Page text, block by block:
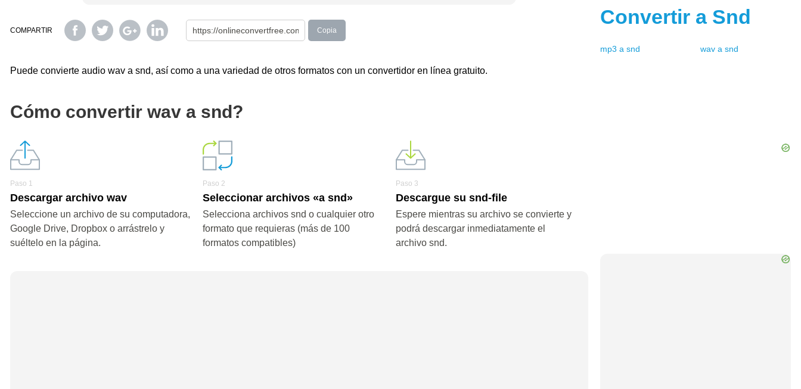
COMPARTIR Copia
Puede convierte audio wav a snd, así como a una variedad de otros formatos con un convertidor en línea gratuito.
Cómo convertir wav a snd?
Paso 1
Descargar archivo wav
Seleccione un archivo de su computadora,
Google Drive, Dropbox o arrástrelo y
suéltelo en la página.
Paso 2
Seleccionar archivos «a snd»
Selecciona archivos snd o cualquier otro
formato que requieras (más de 100
formatos compatibles)
Paso 3
Descargue su snd-file
Espere mientras su archivo se convierte y
podrá descargar inmediatamente el
archivo snd.
Convertir a Snd
mp3 a snd wav a snd